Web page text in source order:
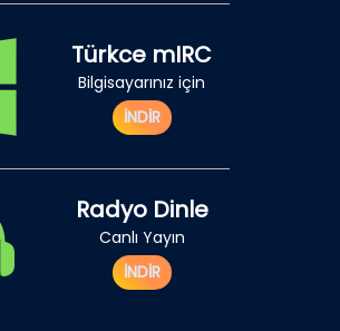
Türkce mIRC
Bilgisayarınız için
İNDİR
Radyo Dinle
Canlı Yayın
İNDİR